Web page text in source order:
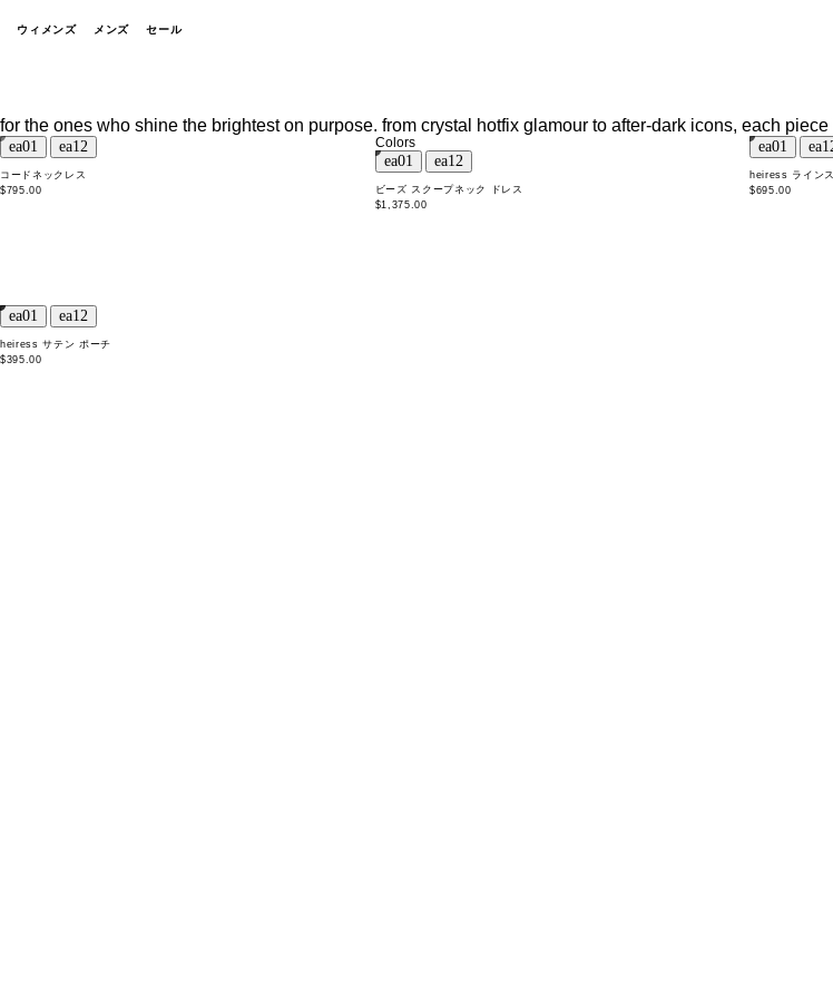
ウィメンズ メンズ セール
for the ones who shine the brightest on purpose. from crystal hotfix glamour to after-dark icons, each
コードネックレス
$795.00
Colors
ビーズ スクープネック ドレス
$1,375.00
heiress ライン
$695.00
heiress サテン ポーチ
$395.00